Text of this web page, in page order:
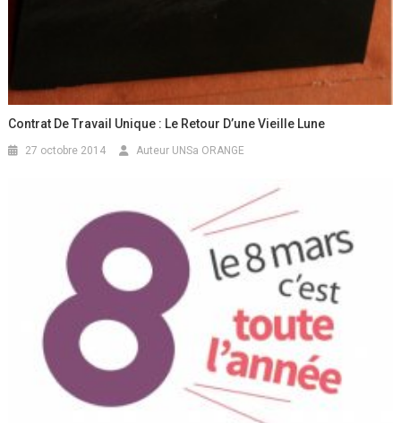
Contrat De Travail Unique : Le Retour D’une Vieille Lune
27 octobre 2014 Auteur UNSa ORANGE